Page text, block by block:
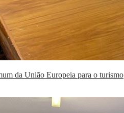
da União Europeia para o turismo